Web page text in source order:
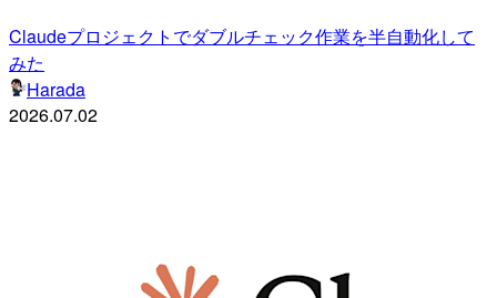
Claudeプロジェクトでダブルチェック作業を半自動化して
みた
Harada
2026.07.02